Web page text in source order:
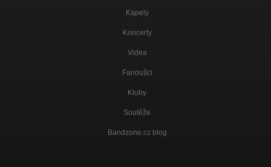
Kapely
Koncerty
Videa
Fanoušci
Kluby
Soutěže
Bandzone.cz blog